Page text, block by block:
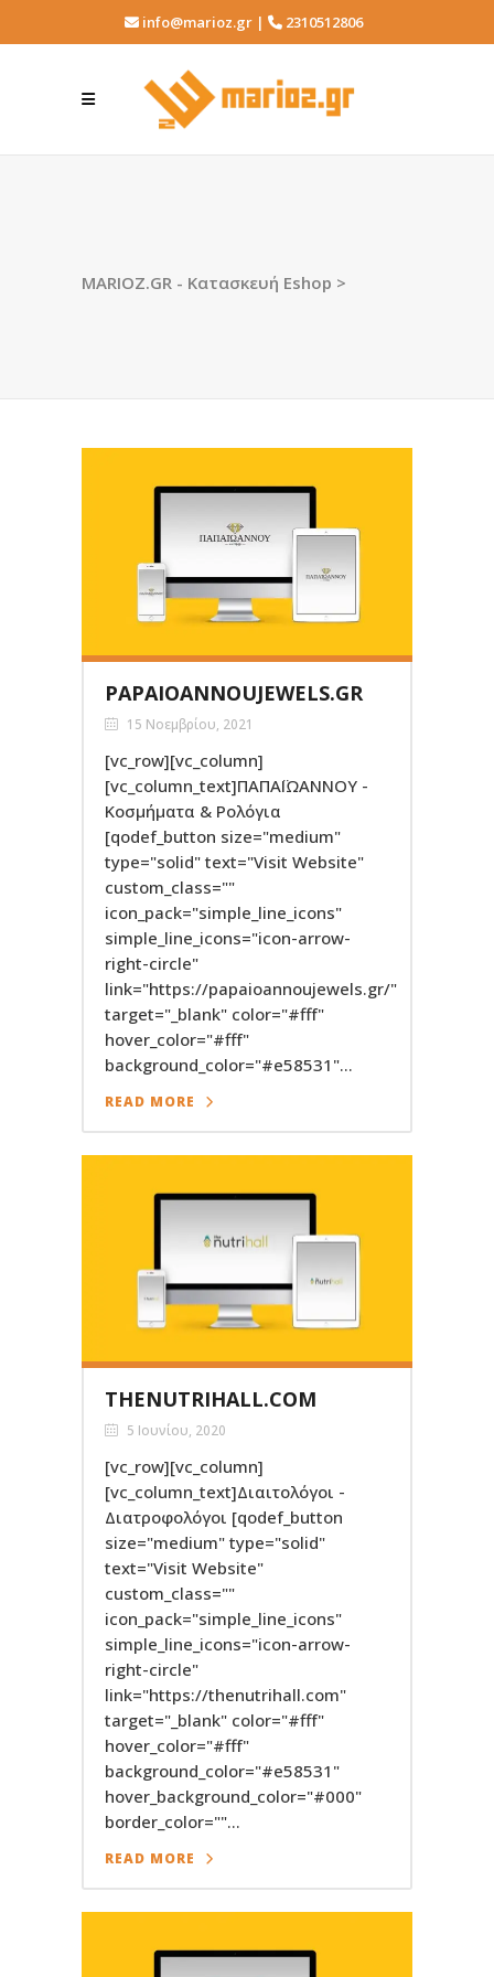
info@marioz.gr | 2310512806
MARIOZ.GR - Κατασκευή Eshop >
PAPAIOANNOUJEWELS.GR
15 Νοεμβρίου, 2021
[vc_row][vc_column]
[vc_column_text]ΠΑΠΑΪΩΑΝΝΟΥ -
Κοσμήματα & Ρολόγια
[qodef_button size="medium"
type="solid" text="Visit Website"
custom_class=""
icon_pack="simple_line_icons"
simple_line_icons="icon-arrow-
right-circle"
link="https://papaioannoujewels.gr/"
target="_blank" color="#fff"
hover_color="#fff"
background_color="#e58531"...
READ MORE
THENUTRIHALL.COM
5 Ιουνίου, 2020
[vc_row][vc_column]
[vc_column_text]Διαιτολόγοι -
Διατροφολόγοι [qodef_button
size="medium" type="solid"
text="Visit Website"
custom_class=""
icon_pack="simple_line_icons"
simple_line_icons="icon-arrow-
right-circle"
link="https://thenutrihall.com"
target="_blank" color="#fff"
hover_color="#fff"
background_color="#e58531"
hover_background_color="#000"
border_color=""...
READ MORE